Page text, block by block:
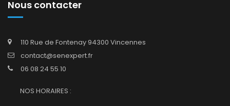
Nous contacter
110 Rue de Fontenay 94300 Vincennes
contact@senexpert.fr
06 08 24 55 10
NOS HORAIRES :